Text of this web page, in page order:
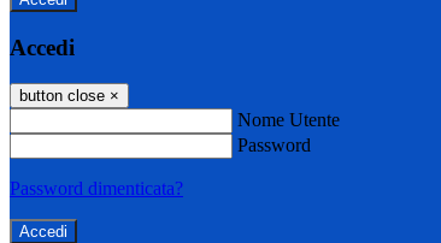
Accedi
button close ×
Nome Utente
Password
Password dimenticata?